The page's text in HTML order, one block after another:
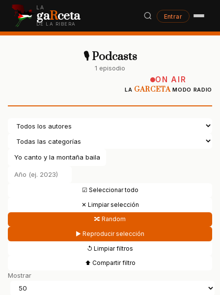
LA
gaRceta
DE LA RIBERA
Entrar
🎙 Podcasts
1 episodio
ON AIR
LA GARCETAMODO RADIO
☑ Seleccionar todo
✕ Limpiar selección
🔀 Random
▶ Reproducir selección
↺ Limpiar filtros
⬆ Compartir filtro
Mostrar